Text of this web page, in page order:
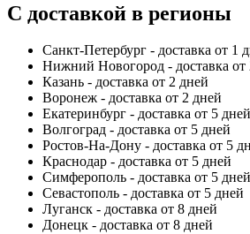
С доставкой в регионы
Санкт-Петербург - доставка от 1
Нижний Новогород - доставка от
Казань - доставка от 2 дней
Воронеж - доставка от 2 дней
Екатеринбург - доставка от 5 дней
Волгоград - доставка от 5 дней
Ростов-На-Дону - доставка от 5
Краснодар - доставка от 5 дней
Симферополь - доставка от 5 дней
Севастополь - доставка от 5 дней
Луганск - доставка от 8 дней
Донецк - доставка от 8 дней